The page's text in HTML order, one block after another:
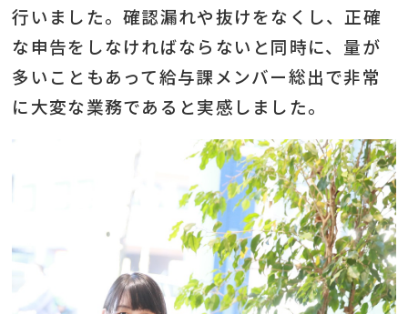
行いました。確認漏れや抜けをなくし、正確
な申告をしなければならないと同時に、量が
多いこともあって給与課メンバー総出で非常
に大変な業務であると実感しました。